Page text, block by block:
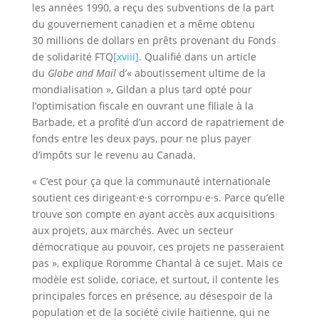
les années 1990, a reçu des subventions de la part
du gouvernement canadien et a même obtenu
30 millions de dollars en prêts provenant du Fonds
de solidarité FTQ[xviii]. Qualifié dans un article
du Globe and Maild’« aboutissement ultime de la
mondialisation », Gildan a plus tard opté pour
l’optimisation fiscale en ouvrant une filiale à la
Barbade, et a profité d’un accord de rapatriement de
fonds entre les deux pays, pour ne plus payer
d’impôts sur le revenu au Canada.
« C’est pour ça que la communauté internationale
soutient ces dirigeant·e·s corrompu·e·s. Parce qu’elle
trouve son compte en ayant accès aux acquisitions
aux projets, aux marchés. Avec un secteur
démocratique au pouvoir, ces projets ne passeraient
pas », explique Roromme Chantal à ce sujet. Mais ce
modèle est solide, coriace, et surtout, il contente les
principales forces en présence, au désespoir de la
population et de la société civile haïtienne, qui ne